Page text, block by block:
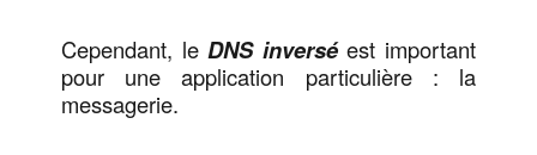
Cependant, le DNS inversé est important
pour une application particulière : la
messagerie.